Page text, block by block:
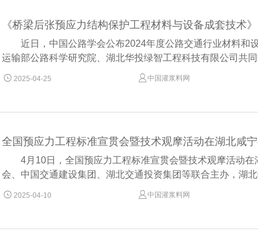
《桥梁后张预应力结构保护工程材料与设备成套技术
近日，中国公路学会公布2024年度公路交通行业材料和
运输部公路科学研究院、湖北华投绿智工程科技有限公司共
 2025-04-25  中国灌浆料网
全国预应力工程标准宣贯会暨技术观摩活动在湖北咸
4月10日，全国预应力工程标准宣贯会暨技术观摩活动
会、中国交通建设集团、湖北交通投资集团等联合主办，湖
 2025-04-10  中国灌浆料网